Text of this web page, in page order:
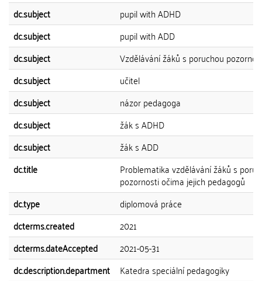
dc.subject
pupil with ADHD
dc.subject
pupil with ADD
dc.subject
Vzdělávání žáků s poruchou
dc.subject
učitel
dc.subject
názor pedagoga
dc.subject
žák s ADHD
dc.subject
žák s ADD
dc.title
Problematika vzdělávání žáků s
pozornosti očima jejich pedagogů
dc.type
diplomová práce
dcterms.created
2021
dcterms.dateAccepted
2021-05-31
dc.description.department
Katedra speciální pedagogiky